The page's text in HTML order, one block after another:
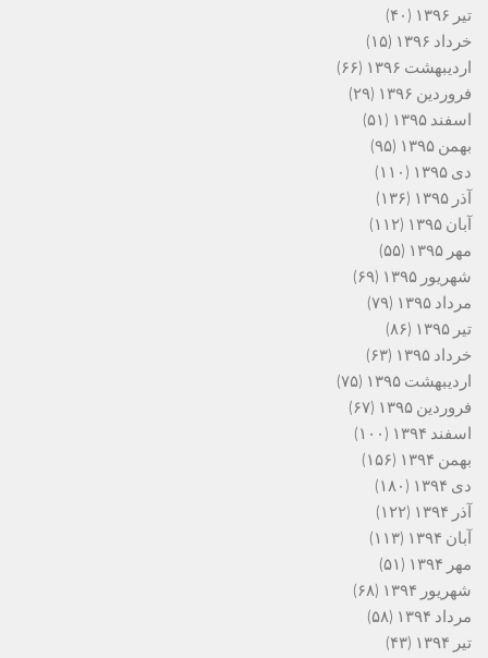
تیر ۱۳۹۶
(۴۰)
خرداد ۱۳۹۶
(۱۵)
اردیبهشت ۱۳۹۶
(۶۶)
فروردین ۱۳۹۶
(۲۹)
اسفند ۱۳۹۵
(۵۱)
بهمن ۱۳۹۵
(۹۵)
دی ۱۳۹۵
(۱۱۰)
آذر ۱۳۹۵
(۱۳۶)
آبان ۱۳۹۵
(۱۱۲)
مهر ۱۳۹۵
(۵۵)
شهریور ۱۳۹۵
(۶۹)
مرداد ۱۳۹۵
(۷۹)
تیر ۱۳۹۵
(۸۶)
خرداد ۱۳۹۵
(۶۳)
اردیبهشت ۱۳۹۵
(۷۵)
فروردین ۱۳۹۵
(۶۷)
اسفند ۱۳۹۴
(۱۰۰)
بهمن ۱۳۹۴
(۱۵۶)
دی ۱۳۹۴
(۱۸۰)
آذر ۱۳۹۴
(۱۲۲)
آبان ۱۳۹۴
(۱۱۳)
مهر ۱۳۹۴
(۵۱)
شهریور ۱۳۹۴
(۶۸)
مرداد ۱۳۹۴
(۵۸)
تیر ۱۳۹۴
(۴۳)